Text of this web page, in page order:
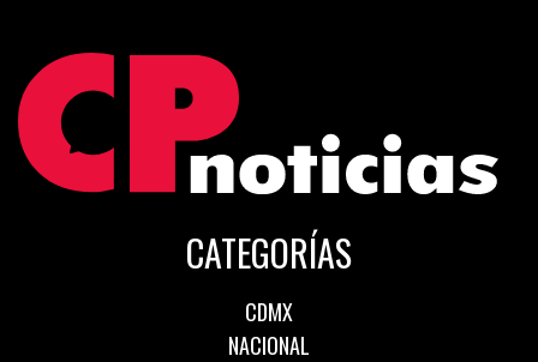
CATEGORÍAS
CDMX
NACIONAL